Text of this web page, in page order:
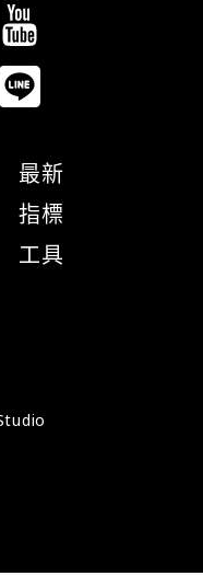
最新
指標
工具